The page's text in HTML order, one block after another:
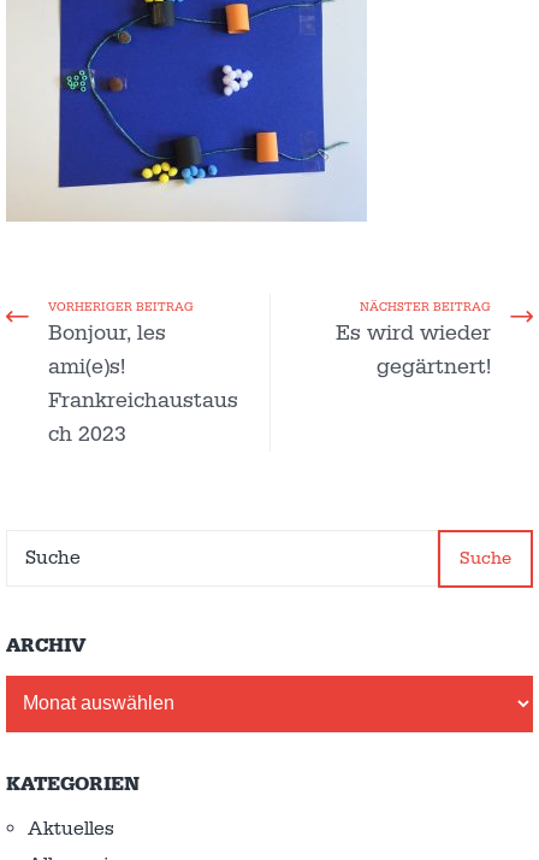
VORHERIGER BEITRAG
Bonjour, les
ami(e)s!
Frankreichaustaus
ch 2023
NÄCHSTER BEITRAG
Es wird wieder
gegärtnert!
Suche
ARCHIV
KATEGORIEN
Aktuelles